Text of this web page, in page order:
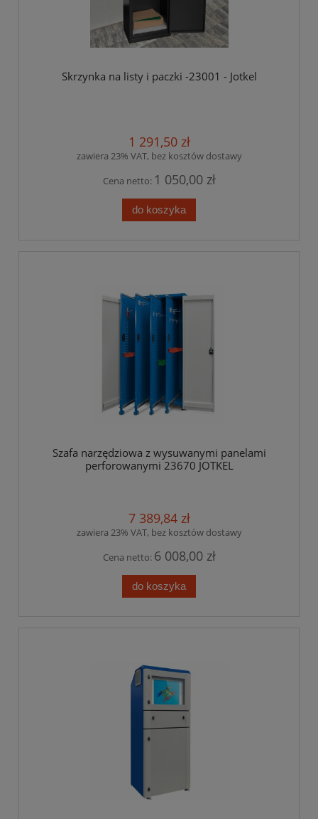
Skrzynka na listy i paczki -23001 - Jotkel
1 291,50 zł
zawiera 23% VAT, bez kosztów dostawy
Cena netto: 1 050,00 zł
do koszyka
Szafa narzędziowa z wysuwanymi panelami
perforowanymi 23670 JOTKEL
7 389,84 zł
zawiera 23% VAT, bez kosztów dostawy
Cena netto: 6 008,00 zł
do koszyka